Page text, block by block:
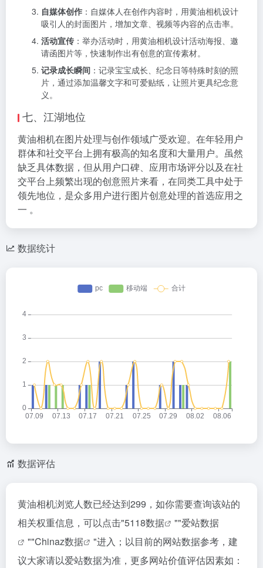
自媒体创作 ：自媒体人在创作内容时，用黄油相机设计
吸引人的封面图片，增加文章、视频等内容的点击率。
活动宣传 ：举办活动时，用黄油相机设计活动海报、邀
请函图片等，快速制作出有创意的宣传素材。
记录成长瞬间 ：记录宝宝成长、纪念日等特殊时刻的照
片，通过添加温馨文字和可爱贴纸，让照片更具纪念意
义。
七、江湖地位
黄油相机在图片处理与创作领域广受欢迎。在年轻用户
群体和社交平台上拥有极高的知名度和大量用户。虽然
缺乏具体数据，但从用户口碑、应用市场评分以及在社
交平台上频繁出现的创意照片来看，在同类工具中处于
领先地位，是众多用户进行图片创意处理的首选应用之
一 。
数据统计
数据评估
黄油相机浏览人数已经达到299，如你需要查询该站的
相关权重信息，可以点击"5118数据 ""爱站数据
""Chinaz数据
"进入；以目前的网站数据参考，建
议大家请以爱站数据为准，更多网站价值评估因素如：